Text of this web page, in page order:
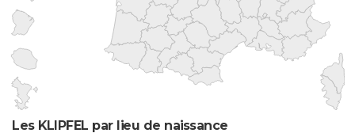
Les KLIPFEL par lieu de naissance